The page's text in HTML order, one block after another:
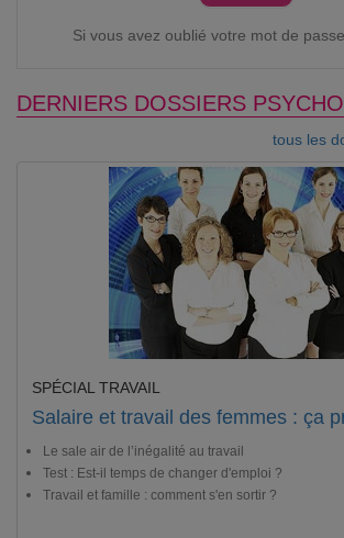
Si vous avez oublié votre mot de
DERNIERS DOSSIERS
tous les
SPÉCIAL TRAVAIL
Salaire et travail des femmes : ça
Le sale air de l’inégalité au travail
Test : Est-il temps de changer d'emploi ?
Travail et famille : comment s'en sortir ?